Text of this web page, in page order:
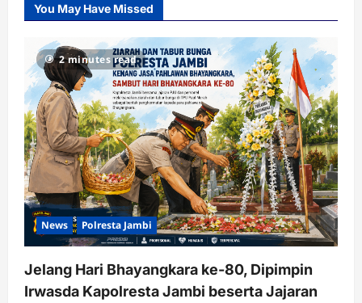
You May Have Missed
2 minutes read
News Polresta Jambi
Jelang Hari Bhayangkara ke-80, Dipimpin
Irwasda Kapolresta Jambi beserta Jajaran